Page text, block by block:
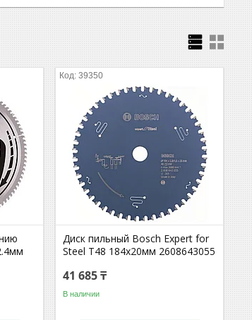
39350
Диск пильный Bosch Expert for
Steel Т48 184x20мм 2608643055
41 685 ₸
В наличии